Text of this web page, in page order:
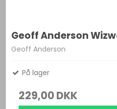
Geoff Anderson
Geoff Anderson
På lager
229,00 DKK